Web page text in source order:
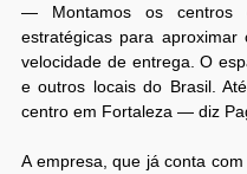
— Montamos os centros
estratégicas para
velocidade de entrega. O
e outros locais do Brasil.
centro em Fortaleza — diz
A empresa, que já conta